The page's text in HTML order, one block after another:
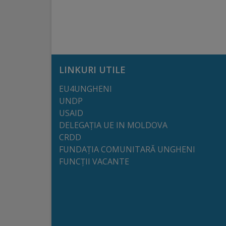
marcante
Sportivi
performanță
Orașul
LINKURI UTILE
EU4UNGHENI
UNDP
USAID
DELEGAȚIA UE IN MOLDOVA
CRDD
FUNDAȚIA COMUNITARĂ UNGHENI
FUNCȚII VACANTE